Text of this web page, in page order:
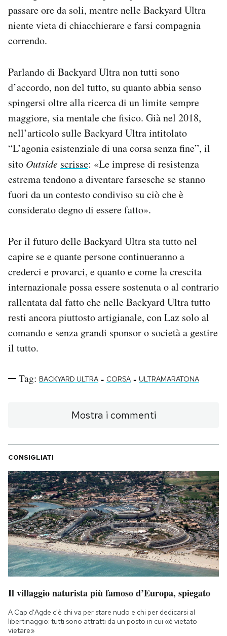
passare ore da soli, mentre nelle Backyard Ultra
niente vieta di chiacchierare e farsi compagnia
correndo.
Parlando di Backyard Ultra non tutti sono
d’accordo, non del tutto, su quanto abbia senso
spingersi oltre alla ricerca di un limite sempre
maggiore, sia mentale che fisico. Già nel 2018,
nell’articolo sulle Backyard Ultra intitolato
“L’agonia esistenziale di una corsa senza fine”, il
sito Outside scrisse: «Le imprese di resistenza
estrema tendono a diventare farsesche se stanno
fuori da un contesto condiviso su ciò che è
considerato degno di essere fatto».
Per il futuro delle Backyard Ultra sta tutto nel
capire se e quante persone continueranno a
crederci e provarci, e quanto e come la crescita
internazionale possa essere sostenuta o al contrario
rallentata dal fatto che nelle Backyard Ultra tutto
resti ancora piuttosto artigianale, con Laz solo al
comando e senza grandi sponsor o società a gestire
il tutto.
Tag: BACKYARD ULTRA - CORSA - ULTRAMARATONA
Mostra i commenti
CONSIGLIATI
Il villaggio naturista più famoso d’Europa, spiegato
A Cap d'Agde c'è chi va per stare nudo e chi per dedicarsi al
libertinaggio: tutti sono attratti da un posto in cui «è vietato
vietare»